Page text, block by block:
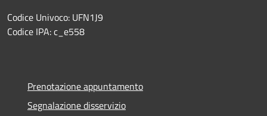
Codice Univoco: UFN1J9
Codice IPA: c_e558
Prenotazione appuntamento
Segnalazione disservizio